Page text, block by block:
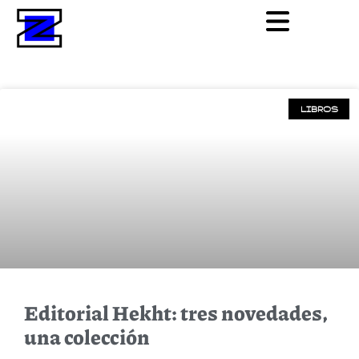
LIBROS
Editorial Hekht: tres novedades,
una colección